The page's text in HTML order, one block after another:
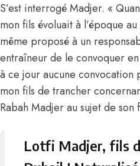
S’est interrogé Madjer. «
mon fils évoluait à l’époque
même proposé à un
entraîneur de le convoquer
à ce jour aucune convocation
mon fils de trancher
Rabah Madjer au sujet de son
Lotfi Madjer, fils